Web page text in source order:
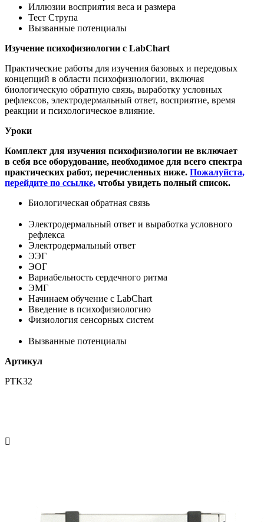
Иллюзии восприятия веса и размера
Тест Струпа
Вызванные потенциалы
Изучение психофизиологии с LabChart
Практические работы для изучения базовых и передовых
концепций в области психофизиологии, включая
биологическую обратную связь, выработку условных
рефлексов, электродермальный ответ, восприятие, время
реакции и психологическое влияние.
Уроки
Комплект для изучения психофизиологии не включает
в себя все оборудование, необходимое для всего спектра
практических работ, перечисленных ниже. Пожалуйста,
перейдите по ссылке, чтобы увидеть полный список.
Биологическая обратная связь
Электродермальный ответ и выработка условного
рефлекса
Электродермальный ответ
ЭЭГ
ЭОГ
Вариабельность сердечного ритма
ЭМГ
Начинаем обучение с LabChart
Введение в психофизиологию
Физиология сенсорных систем
Вызванные потенциалы
Артикул
PTK32